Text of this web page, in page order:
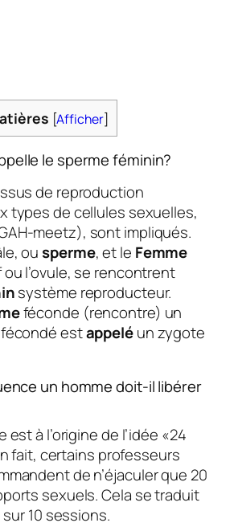
[Afficher]
le sperme féminin?
de reproduction
types de cellules sexuelles,
meetz), sont impliqués.
ousperme, et le Femme
l’ovule, se rencontrent
système reproducteur.
féconde (rencontre) un
estappeléun zygote
un homme doit-il libérer
à l’origine de l’idée «24
fait, certains professeurs
de n’éjaculer que 20
sexuels. Cela se traduit
10 sessions.